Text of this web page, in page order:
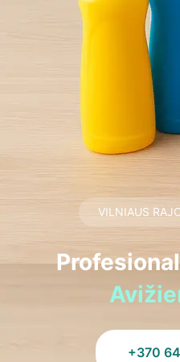
VILNIAUS
+370